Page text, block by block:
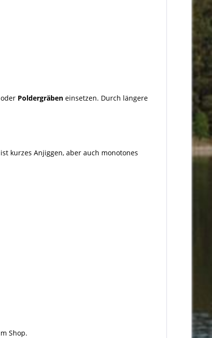
oder Poldergräben einsetzen. Durch längere
kurzes Anjiggen, aber auch monotones
Shop.